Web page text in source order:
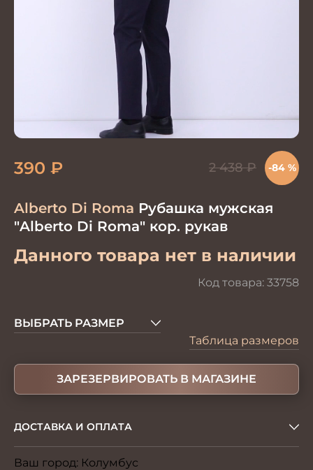
Alberto Di Roma Рубашка мужская
"Alberto Di Roma" кор. рукав
Данного товара нет в наличии
Код товара: 33758
390 ₽ 2 438₽ -84 %
ВЫБРАТЬ РАЗМЕР
Таблица размеров
ЗАРЕЗЕРВИРОВАТЬ В МАГАЗИНЕ
ДОСТАВКА И ОПЛАТА
Ваш город: Колумбус